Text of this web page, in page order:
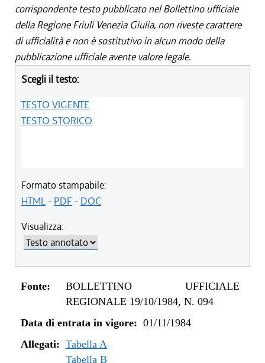
corrispondente testo pubblicato nel Bollettino ufficiale
della Regione Friuli Venezia Giulia, non riveste carattere
di ufficialità e non è sostitutivo in alcun modo della
pubblicazione ufficiale avente valore legale.
Scegli il testo:
TESTO VIGENTE
TESTO STORICO
Formato stampabile:
HTML- PDF - DOC
Visualizza:
Fonte:
BOLLETTINO UFFICIALE
REGIONALE 19/10/1984, N. 094
Data di entrata in vigore: 01/11/1984
Allegati: Tabella A
Tabella B